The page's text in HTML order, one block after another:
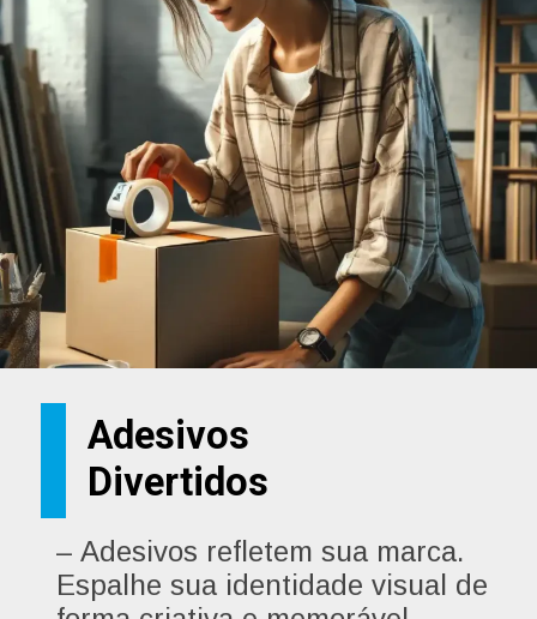
Adesivos
– Adesivos refletem sua marca.
Espalhe sua identidade visual de